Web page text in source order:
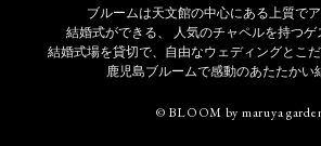
ブルームは天文館の中心にある上質で
結婚式ができる、
人気のチャペルを持つゲ
結婚式場を貸切で、自由なウェディングとこだ
鹿児島ブルームで感動のあたたかい
© BLOOM by maruya